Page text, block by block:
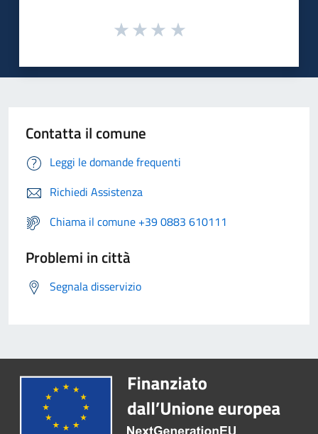
Contatta il comune
Leggi le domande frequenti
Richiedi Assistenza
Chiama il comune +39 0883 610111
Problemi in città
Segnala disservizio